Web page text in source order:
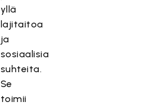
yllä
lajitaitoa
ja
sosiaalisia
suhteita.
Se
toimii